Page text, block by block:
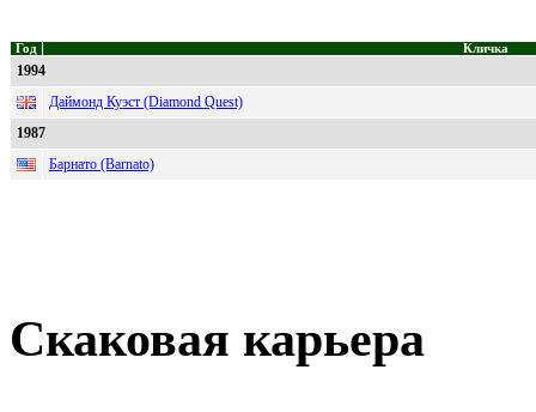
Год Кличка
1994
Даймонд Куэст (Diamond Quest)
1987
Барнато (Barnato)
Скаковая карьера